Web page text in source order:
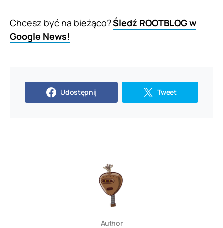
Chcesz być na bieżąco?Śledź ROOTBLOG w
Google News!
Udostępnij Tweet
Author